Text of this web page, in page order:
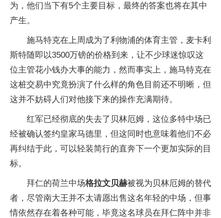
为，他们当下有5个主要目标，最终的答案也将在其中
产生。
施马特克在上周成为了利物浦的体育主管，麦卡利
斯特随即以3500万镑的价格到来，让不少球迷惊叹这
位主管花小钱办大事的能力，然而事实上，施马特克在
这桩交易中究竟扮演了什么样的角色目前还不明晰，但
这并不妨碍人们对他接下来的操作充满期待。
红军已经彻底的失去了贝林厄姆，这位多特中场已
经被确认签约皇家马德里，但这同时也意味着他们不必
再纠结于此，可以轻装简行的直奔下一个更加实际的目
标。
拜仁的荷兰中场格拉文贝赫被视为贝林厄姆的替代
者，尽管南大王并不太请愿出售这名年轻的中场，但事
情依然存在着各种可能，毕竟这名球员在拜仁阵中并非